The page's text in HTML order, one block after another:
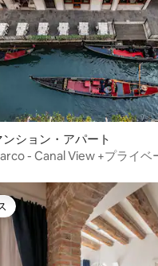
ション・アパート
- Canal View +プライベ
ョイスです。